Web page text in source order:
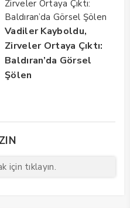
Vadiler Kayboldu,
Zirveler Ortaya Çıktı:
Baldıran’da Görsel
Şölen
için tıklayın.